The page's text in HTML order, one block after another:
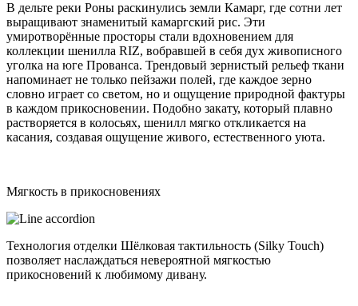
В дельте реки Роны раскинулись земли Камарг, где сотни лет
выращивают знаменитый камаргский рис. Эти
умиротворённые просторы стали вдохновением для
коллекции шенилла RIZ, вобравшей в себя дух живописного
уголка на юге Прованса. Трендовый зернистый рельеф ткани
напоминает не только пейзажи полей, где каждое зерно
словно играет со светом, но и ощущение природной фактуры
в каждом прикосновении. Подобно закату, который плавно
растворяется в колосьях, шенилл мягко откликается на
касания, создавая ощущение живого, естественного уюта.
Мягкость в прикосновениях
Технология отделки Шёлковая тактильность (Silky Touch)
позволяет наслаждаться невероятной мягкостью
прикосновений к любимому дивану.